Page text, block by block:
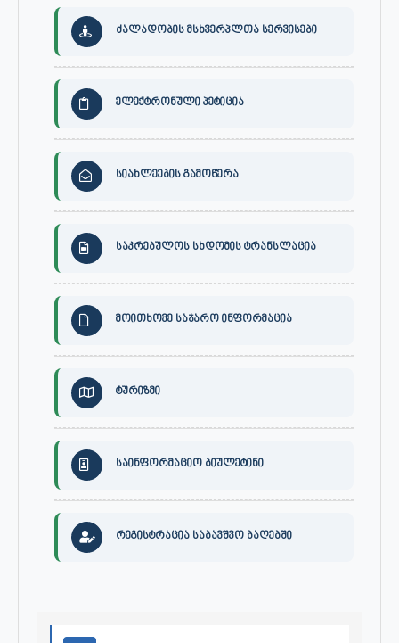
ძალადობის მსხვერპლთა სერვისები
ელექტრონული პეტიცია
სიახლეების გამოწერა
საკრებულოს სხდომის ტრანსლაცია
მოითხოვე საჯარო ინფორმაცია
ტურიზმი
საინფორმაციო ბიულეტინი
რეგისტრაცია საბავშვო ბაღებში